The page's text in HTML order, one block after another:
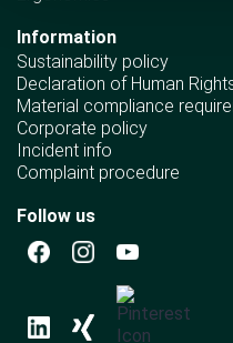
Information
Sustainability policy
Declaration of Human
Material compliance
Corporate policy
Incident info
Complaint procedure
Follow us